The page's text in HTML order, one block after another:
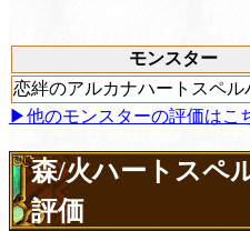
モンスター
恋絆のアルカナハートスペル
▶他のモンスターの評価はこ
森/火ハートスペ
評価